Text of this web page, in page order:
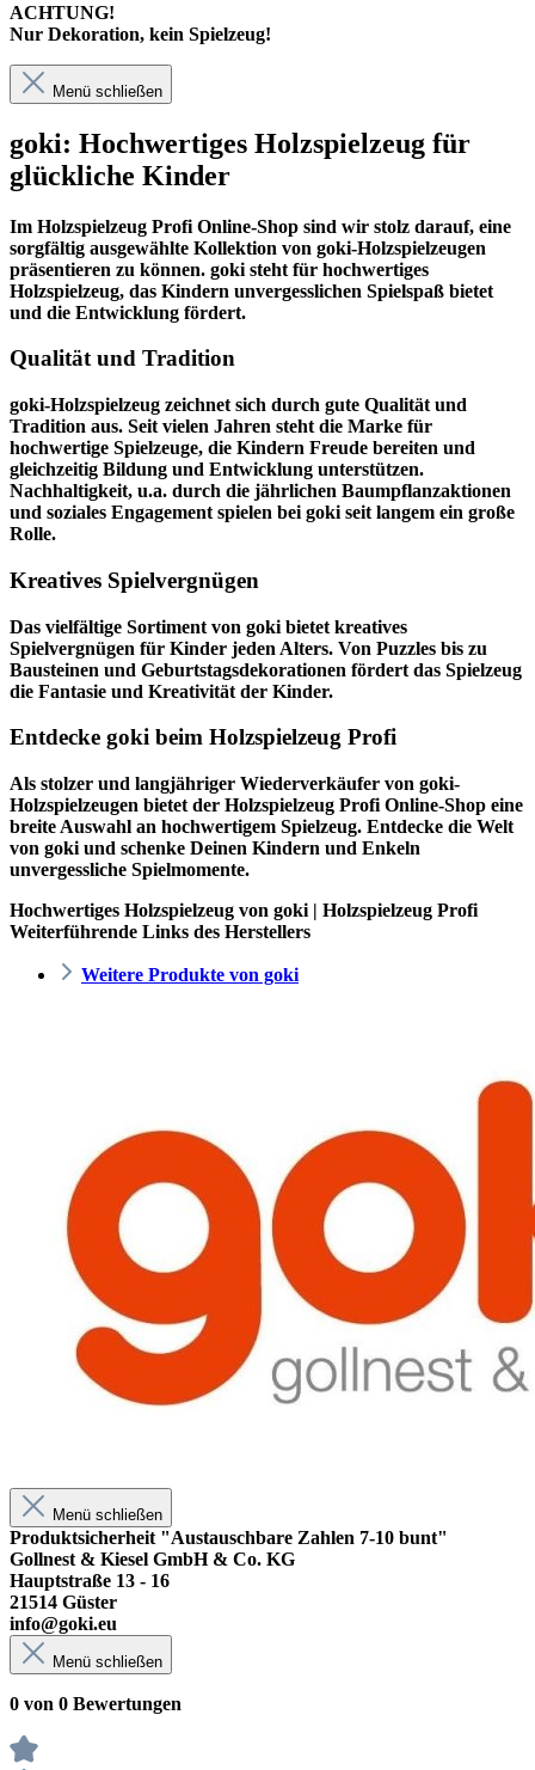
ACHTUNG!
Nur Dekoration, kein Spielzeug!
Menü schließen
goki: Hochwertiges Holzspielzeug für
glückliche Kinder
Im Holzspielzeug Profi Online-Shop sind wir stolz darauf, eine
sorgfältig ausgewählte Kollektion von goki-Holzspielzeugen
präsentieren zu können. goki steht für hochwertiges
Holzspielzeug, das Kindern unvergesslichen Spielspaß bietet
und die Entwicklung fördert.
Qualität und Tradition
goki-Holzspielzeug zeichnet sich durch gute Qualität und
Tradition aus. Seit vielen Jahren steht die Marke für
hochwertige Spielzeuge, die Kindern Freude bereiten und
gleichzeitig Bildung und Entwicklung unterstützen.
Nachhaltigkeit, u.a. durch die jährlichen Baumpflanzaktionen
und soziales Engagement spielen bei goki seit langem ein große
Rolle.
Kreatives Spielvergnügen
Das vielfältige Sortiment von goki bietet kreatives
Spielvergnügen für Kinder jeden Alters. Von Puzzles bis zu
Bausteinen und Geburtstagsdekorationen fördert das Spielzeug
die Fantasie und Kreativität der Kinder.
Entdecke goki beim Holzspielzeug Profi
Als stolzer und langjähriger Wiederverkäufer von goki-
Holzspielzeugen bietet der Holzspielzeug Profi Online-Shop eine
breite Auswahl an hochwertigem Spielzeug. Entdecke die Welt
von goki und schenke Deinen Kindern und Enkeln
unvergessliche Spielmomente.
Hochwertiges Holzspielzeug von goki | Holzspielzeug Profi
Weiterführende Links des Herstellers
Weitere Produkte von goki
Menü schließen
Produktsicherheit "Austauschbare Zahlen 7-10 bunt"
Gollnest & Kiesel GmbH & Co. KG
Hauptstraße 13 - 16
21514 Güster
info@goki.eu
Menü schließen
0 von 0 Bewertungen